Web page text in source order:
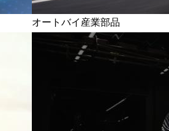
オートバイ産業部品